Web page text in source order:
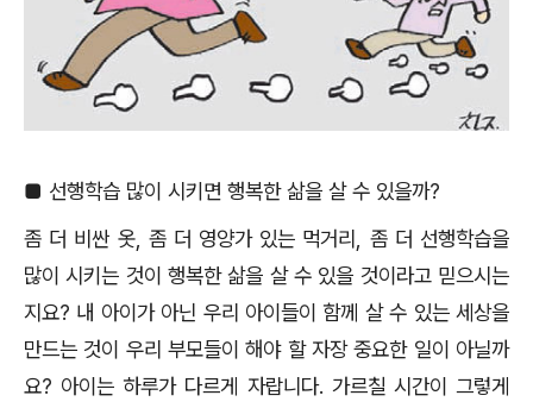
■ 선행학습 많이 시키면 행복한 삶을 살 수 있을까?
좀 더 비싼 옷, 좀 더 영양가 있는 먹거리 , 좀 더 선행학습을
많이 시키는 것이 행복한 삶을 살 수 있을 것이라고 믿으시는
지요? 내 아이가 아닌 우리 아이들이 함께 살 수 있는 세상을
만드는 것이 우리 부모들이 해야 할 자장 중요한 일이 아닐까
요? 아이는 하루가 다르게 자랍니다. 가르칠 시간이 그렇게